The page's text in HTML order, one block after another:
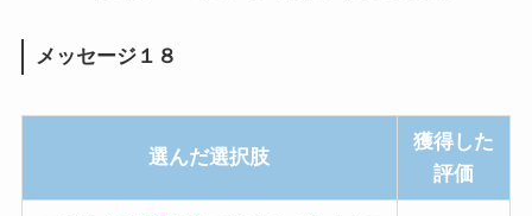
メッセージ１８
選んだ選択肢
獲得した
評価